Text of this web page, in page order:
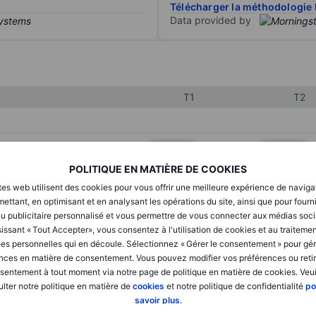
POLITIQUE EN MATIÈRE DE COOKIES
web utilisent des cookies pour vous offrir une meilleure expérience de
en optimisant et en analysant les opérations du site, ainsi que pour
publicitaire personnalisé et vous permettre de vous connecter aux médias
« Tout Accepter», vous consentez à l'utilisation de cookies et au
personnelles qui en découle. Sélectionnez « Gérer le consentement » pour
en matière de consentement. Vous pouvez modifier vos préférences ou
à tout moment via notre page de politique en matière de cookies.
notre politique en matière de cookies et notre politique de confidentialité
savoir plus.
Télécharger la méthodologie
Data provided by
T1 T2
XXXXXXX XXXXXXX
XXXXXXX
XXXXXXX XXXXXXX
XXXXXXX XXXXXXX
XXXXXXX XXXXXXX